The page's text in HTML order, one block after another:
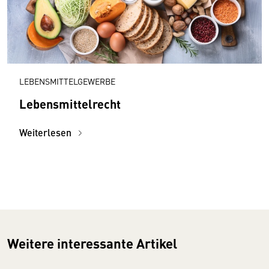
LEBENSMITTELGEWERBE
Lebensmittelrecht
Weiterlesen
Weitere interessante Artikel